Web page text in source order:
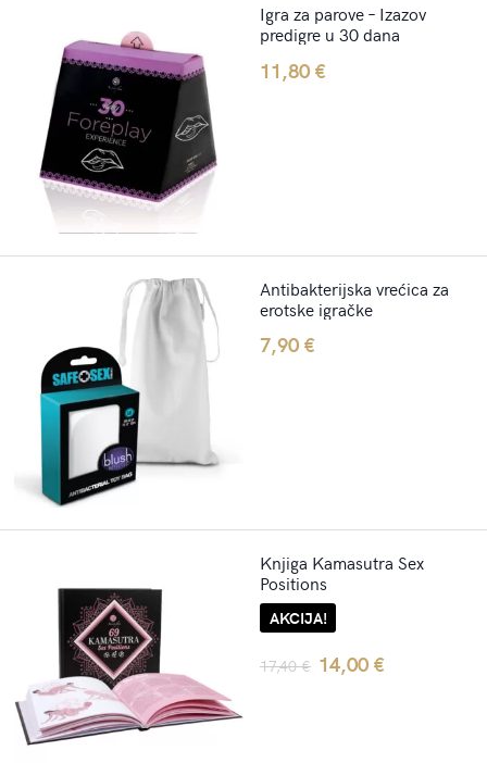
Igra za parove – Izazov
predigre u 30 dana
11,80€
Antibakterijska vrećica za
erotske igračke
7,90€
Knjiga Kamasutra Sex
Positions
AKCIJA!
17,40€ Original
14,00€